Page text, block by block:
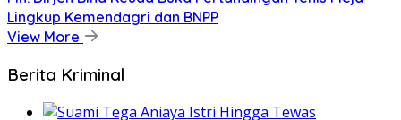
Lingkup Kemendagri dan BNPP
View More
Berita Kriminal